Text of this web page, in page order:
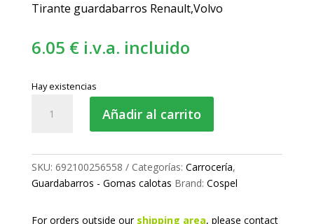
Tirante guardabarros Renault,Volvo
6.05 € i.v.a. incluido
Hay existencias
calotas
cantidad
Añadir al carrito
SKU: 692100256558 Categorías: Carrocería,
Guardabarros - Gomas calotas Brand: Cospel
For orders outside our shipping area, please contact